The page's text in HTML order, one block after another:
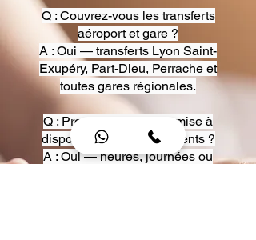
Q : Couvrez-vous les transferts
aéroport et gare ?
A : Oui — transferts Lyon Saint-
Exupéry, Part-Dieu, Perrache et
toutes gares régionales.
Q : Proposez-vous une mise à
disposition pour événements ?
A : Oui — heures, journées ou